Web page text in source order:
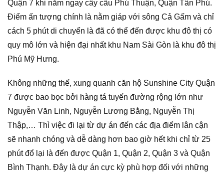
Quận 7 khi nằm ngay cây cầu Phú Thuận, Quận Tân Phú.
Điểm ấn tượng chính là nằm giáp với sông Cả Gấm và chỉ
cách 5 phút di chuyển là đã có thể đến được khu đô thị có
quy mô lớn và hiện đại nhất khu Nam Sài Gòn là khu đô thị
Phú Mỹ Hưng.
Không những thế, xung quanh căn hộ Sunshine City Quận
7 được bao bọc bởi hàng tá tuyến đường rộng lớn như
Nguyễn Văn Linh, Nguyễn Lương Bằng, Nguyễn Thị
Thập,… Thì việc đi lại từ dự án đến các địa điểm lân cận
sẽ nhanh chóng và dễ dàng hơn bao giờ hết khi chỉ từ 25
phút đổ lại là đến được Quận 1, Quận 2, Quận 3 và Quận
Bình Thạnh. Đây là dự án cực kỳ phù hợp đối với những